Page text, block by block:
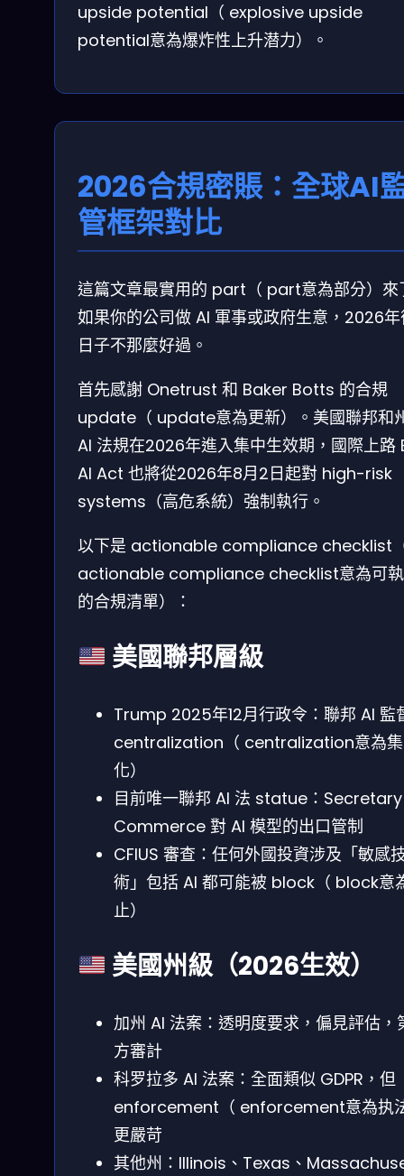
upside potential（ explosive upside
potential意為爆炸性上升潜力）。
2026合規密賬：全球AI
管框架對比
這篇文章最實用的 part（ part意為部分）來
如果你的公司做 AI 軍事或政府生意，2026
日子不那麼好過。
首先感謝 Onetrust 和 Baker Botts 的合規
update（ update意為更新）。美國聯邦和
AI 法規在2026年進入集中生效期，國際上路
AI Act 也將從2026年8月2日起對 high-risk
systems（高危系統）強制執行。
以下是 actionable compliance checklist
actionable compliance checklist意為可
的合規清單）：
美國聯邦層級
Trump 2025年12月行政令：聯邦 AI 監
centralization（ centralization意為
化）
目前唯一聯邦 AI 法 statue：
Commerce 對 AI 模型的出口管制
CFIUS 審查：任何外國投資涉及「敏感
術」包括 AI 都可能被 block（ block意
止）
美國州級（2026生效）
加州 AI 法案：透明度要求，偏見評估，
方審計
科罗拉多 AI 法案：全面類似 GDPR，但
enforcement（ enforcement意為执
更嚴苛
其他州：Illinois、Texas、